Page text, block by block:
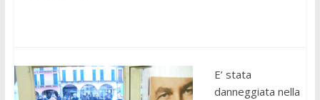
E’ stata
danneggiata nella